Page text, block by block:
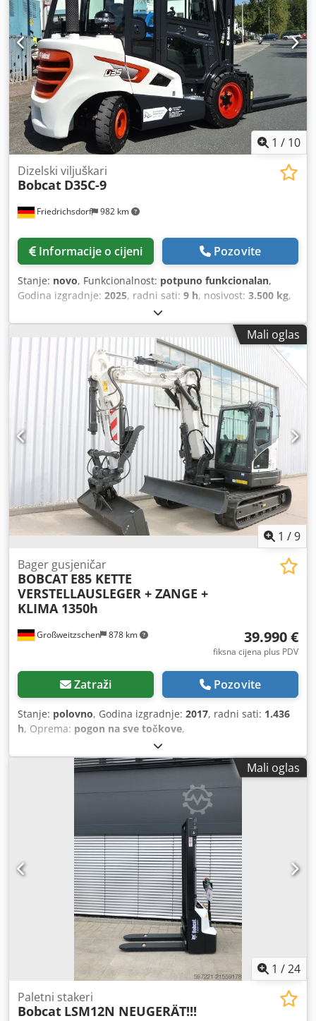
1 / 10
Friedrichsdorf 982 km
Dizelski viljuškari
Bobcat D35C-9
Informacije o cijeni Pozovite
Stanje: novo, Funkcionalnost: potpuno funkcionalan,
Godina izgradnje: 2025, radni sati: 9 h, nosivost: 3.500 kg,
, slobodno podizanje:
mm, vrsta goriva:dizel, vrsta jarbola:triplex, građevinska
45 kW (61,18 KS)
, širina nosača
vilica:
1.190 mm, duljina vilica:1.200 mm
, prazna masa:
, ukupna dužina:2.779 mm, vrsta pogona: Diesel,
širina gradnje:1.290 mm,
Mali oglas
1 /9
Großweitzschen 878 km
Bager gusjeničar
BOBCAT E85 KETTE
VERSTELLAUSLEGER + ZANGE +
KLIMA 1350h
39.990 €
fiksna cijena plus PDV
Zatraži Pozovite
Stanje: polovno, Godina izgradnje: 2017, radni sati: 1.436
h, Oprema: pogon na sve točkove,
Mali oglas
1 /24
Paletni stakeri
Bobcat LSM12N NEUGERÄT!!!